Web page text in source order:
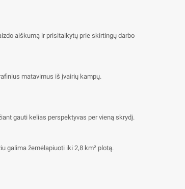
aiškumą ir prisitaikytų prie skirtingų darbo
matavimus iš įvairių kampų.
gauti kelias perspektyvas per vieną skrydį.
galima žemėlapiuoti iki 2,8 km² plotą.